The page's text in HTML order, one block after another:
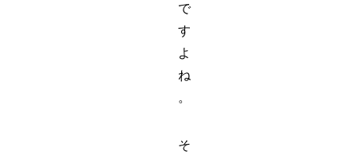
で
す
よ
ね
。
そ